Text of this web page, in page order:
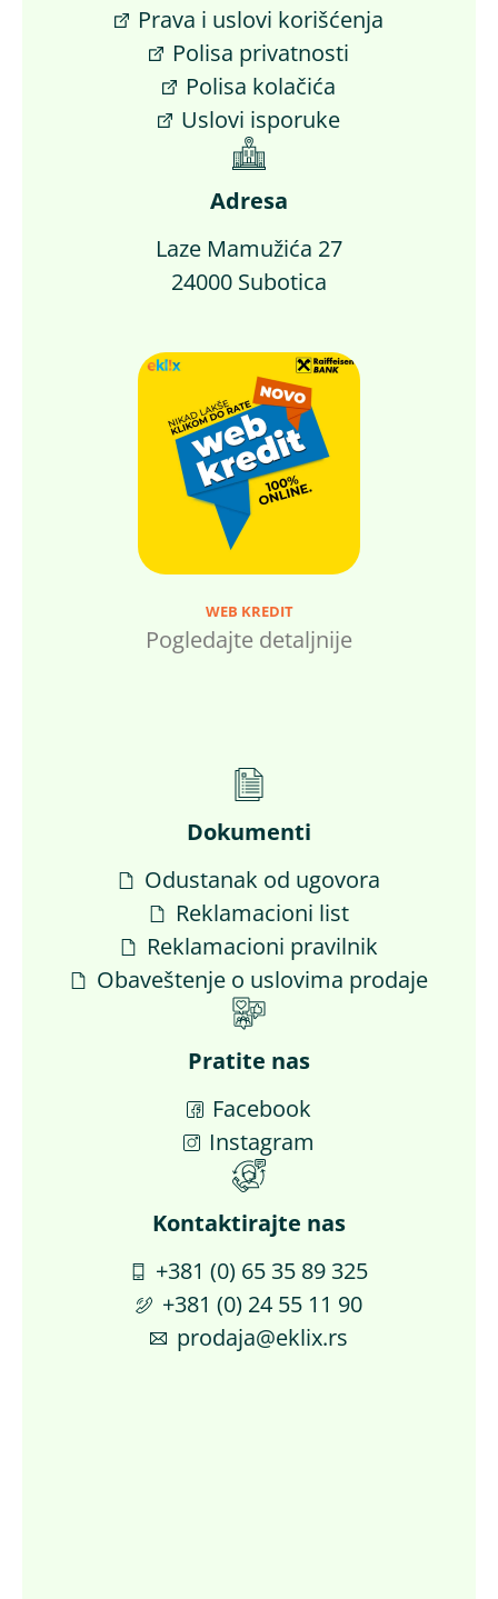
Prava i uslovi korišćenja
Polisa privatnosti
Polisa kolačića
Uslovi isporuke
Adresa
Laze Mamužića 27
24000 Subotica
WEB KREDIT
Pogledajte detaljnije
Dokumenti
Odustanak od ugovora
Reklamacioni list
Reklamacioni pravilnik
Obaveštenje o uslovima prodaje
Pratite nas
Facebook
Instagram
Kontaktirajte nas​
+381 (0) 65 35 89 325
+381 (0) 24 55 11 90
prodaja@eklix.rs